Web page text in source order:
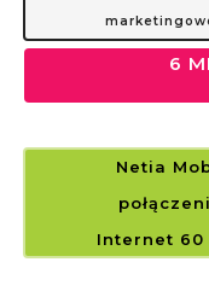
6
Netia
Internet 60